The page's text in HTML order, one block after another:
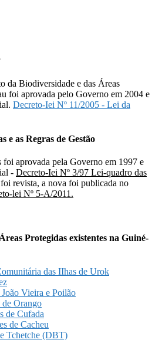
da Biodiversidade e das Áreas
foi aprovada pelo Governo em 2004 e
Decreto-Iei Nº 11/2005 - Lei da
e as Regras de Gestão
foi aprovada pela Governo em 1997 e
- Decreto-Iei Nº 3/97 Lei-quadro das
revista, a nova foi publicada no
lei Nº 5-A/2011.
Protegidas existentes na Guiné-
das IIhas de Urok
Vieira e Poilão
de Orango
de Cufada
de Cacheu
Tchetche (DBT)